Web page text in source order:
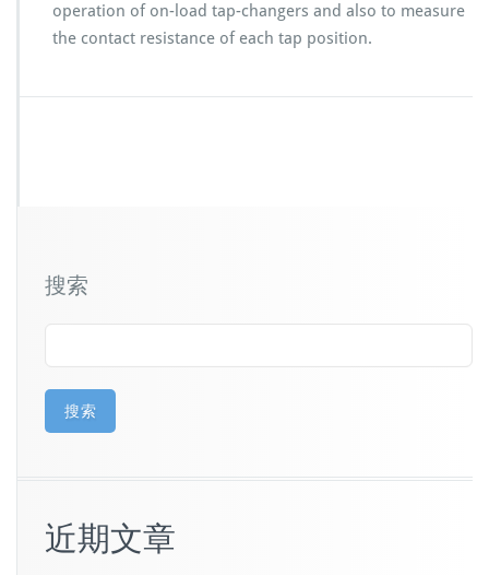
operation of on-load tap-changers and also to measure
the contact resistance of each tap position.
搜索
搜索
近期文章